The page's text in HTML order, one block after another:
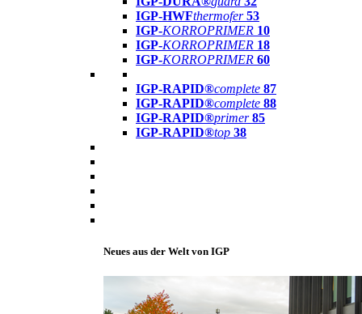
IGP-HWFthermofer 53
IGP-KORROPRIMER 10
IGP-KORROPRIMER 18
IGP-KORROPRIMER 60
IGP-RAPID®complete 87
IGP-RAPID®complete 88
IGP-RAPID®primer 85
IGP-RAPID®top 38
Neues aus der Welt von IGP